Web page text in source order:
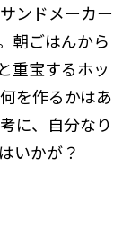
ンドメーカー
朝ごはんから
重宝するホッ
を作るかはあ
に、自分なり
いかが？